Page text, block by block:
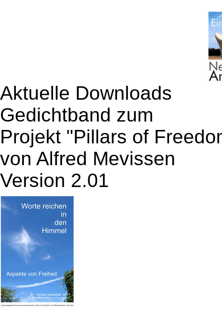
Aktuelle Downloads
Gedichtband zum
Projekt "Pillars of
von Alfred Mevissen
Version 2.01